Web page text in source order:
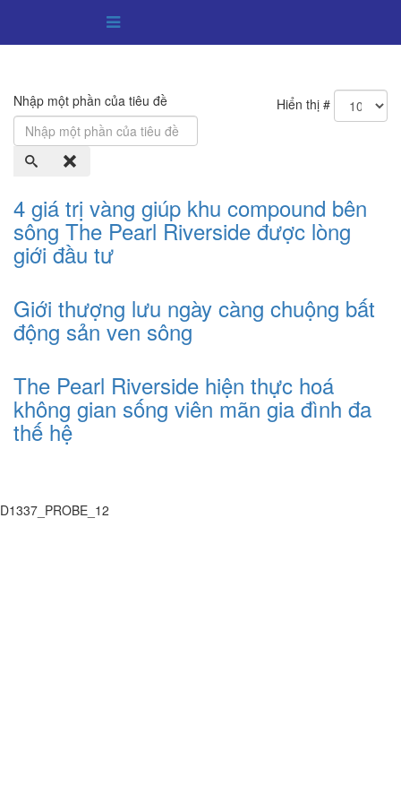
Hotline: 091 7777 895 | Email: batdongsan@searealr.vn
Nhập một phần của tiêu đề Hiển thị #
4 giá trị vàng giúp khu compound bên
sông The Pearl Riverside được lòng
giới đầu tư
Giới thượng lưu ngày càng chuộng bất
động sản ven sông
The Pearl Riverside hiện thực hoá
không gian sống viên mãn gia đình đa
thế hệ